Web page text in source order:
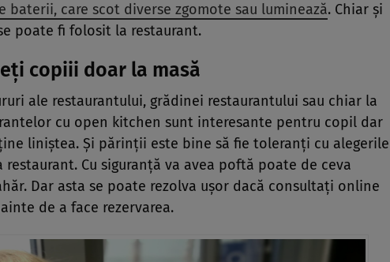
care scot diverse zgomote sau luminează. Chiar și
poate fi folosit la restaurant.
copiii doar la masă
ale restaurantului, grădinei restaurantului sau chiar la
cu open kitchen sunt interesante pentru copil dar
liniștea. Și părinții este bine să fie toleranți cu alegerile
Cu siguranță va avea poftă poate de ceva
Dar asta se poate rezolva ușor dacă consultați online
de a face rezervarea.